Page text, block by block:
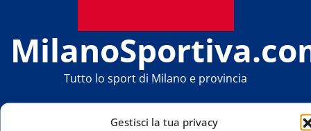
Gestisci la tua privacy
Tutto lo sport di Milano e provincia